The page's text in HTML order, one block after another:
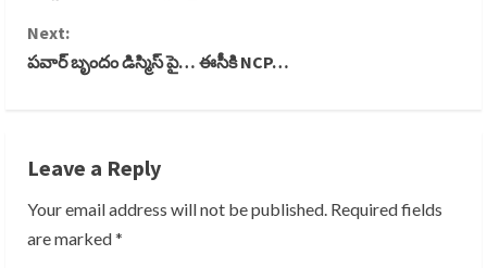
n
n
u
Next:
పవార్ బృందం డిస్మిస్ పై… ఈసీకి NCP…
Leave a Reply
Your email address will not be published. Required fields
are marked*